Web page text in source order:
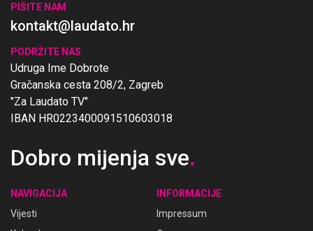
PIŠITE NAM
kontakt@laudato.hr
PODRŽITE NAS
Udruga Ime Dobrote
Gračanska cesta 208/2, Zagreb
"Za Laudato TV"
IBAN HR0223400091510603018
Dobro mijenja sve.
NAVIGACIJA
Vijesti
INFORMACIJE
Impressum